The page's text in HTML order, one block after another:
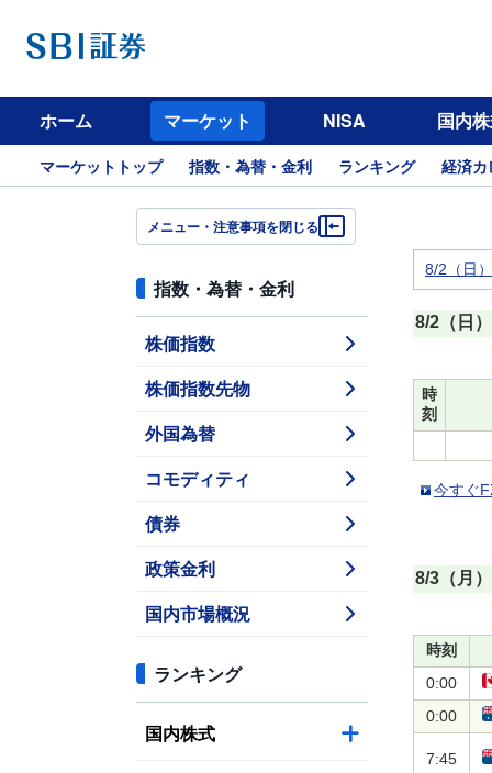
ホーム マーケット NISA 国内
マーケットトップ 指数・為替・金利 ランキング 経済
メニュー・注意事項を閉じる
指数・為替・金利
株価指数
株価指数先物
外国為替
コモディティ
債券
政策金利
国内市場概況
ランキング
国内株式
8/2（日）
8/2（日）
時
刻
今すぐ
8/3（月）
時刻
0:00
0:00
7:45